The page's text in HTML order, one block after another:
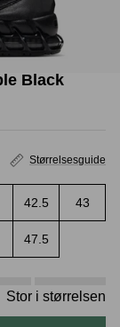
Black
Størrelsesguide
42.5 43
47.5
Stor i størrelsen